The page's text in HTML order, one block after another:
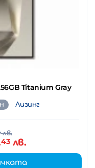
Titanium Gray
Лизинг
лв.
43 лв.